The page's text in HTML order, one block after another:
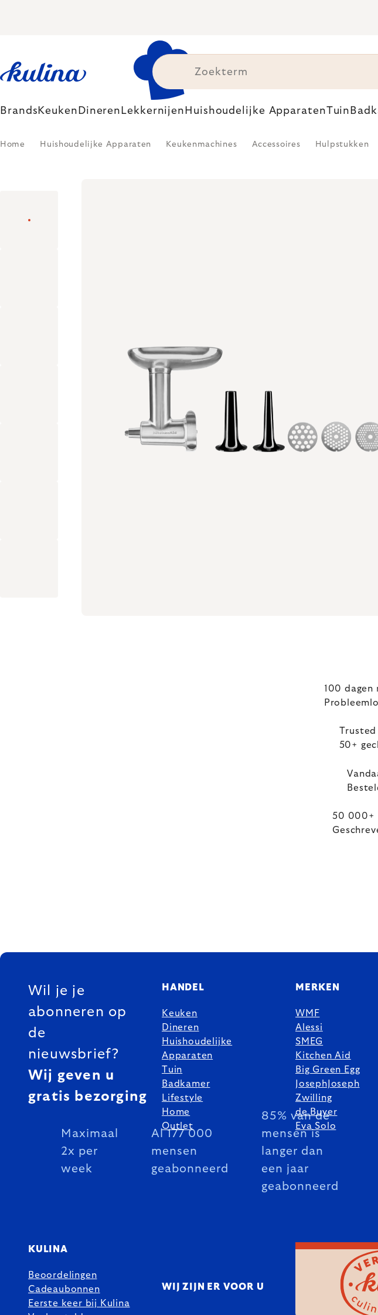
Brands Keuken Dineren Lekkernijen Huishoudelijke ApparatenTuin
Home Huishoudelijke Apparaten Keukenmachines Accessoires Hulpstukken
100 dagen
Trusted
50+
50 000+
FOOTER
Wil je je
abonneren op
de
nieuwsbrief?
Wij geven u
gratis bezorging
Maximaal
2x per
week
Al 177 000
mensen
geabonneerd
85% van de
mensen is
langer dan
een jaar
geabonneerd
HANDEL
Keuken
Dineren
Huishoudelijke
Apparaten
Tuin
Badkamer
Lifestyle
Home
Outlet
MERKEN
WMF
Alessi
SMEG
Kitchen Aid
Big Green Egg
JosephJoseph
Zwilling
de Buyer
Eva Solo
KULINA
Beoordelingen
Cadeaubonnen
Eerste keer bij Kulina
WIJ ZIJN ER VOOR U